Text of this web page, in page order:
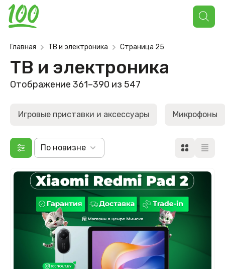
Поиск
товаров
Главная ТВ и электроника Страница 25
ТВ и электроника
Отображение 361–390 из 547
Игровые приставки и аксессуары Микрофоны
По новизне